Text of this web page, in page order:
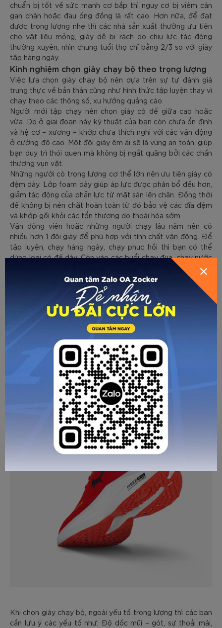
chuẩn bị tốt về sức mạnh cơ bắp thì nguy cơ bị viêm cân
gan chân hoặc đau ống đồng là rất cao. Hơn nữa, để đạt
được trọng lượng nhẹ thì các nhà sản xuất thường ưu tiên
cho vật liệu mỏng, giày dễ bị rách do chịu lực tác động
thường xuyên, nhìn chung tuổi thọ chỉ bằng 2/3 so với giày
tập hàng ngày.
Kinh nghiệm chọn giày chạy bộ theo trọng lượng
Việc lựa chọn giày chạy bộ nên dựa trên sự tự đánh giá
trung thực về bản thân cũng như hình thức tập luyện thay vì
chạy theo các thông số, xu hướng quảng cáo.
Người mới tập chạy nên chọn giày có đế giữa cao hoặc
vừa. Do ở giai đoạn này kỹ thuật của bạn còn chưa ổn định
và hệ cơ – xương – khớp chưa thích nghi với các vận động
ở cường độ cao. Một đôi giày êm ái sẽ là vùng an toàn, giúp
bạn duy trì thói quen mà không bị ngắt quãng bởi các chấn
thương vụn vặt.
Những người có trọng lượng cơ thể lớn nên ưu tiên giày có
đệm dày. Lớp foam dày giúp áp lực được phân bổ đều hơn,
giảm tác động của phản lực từ mặt sàn lên chân. Đồng thời
đế không bị nén chặt hoàn toàn từ đó bảo vệ các đĩa đệm
và khớp gối khỏi các tổn thương do thoái hóa sớm.
Vận động viên hoặc những người chạy lâu năm nên có
nhiều hơn 1 đôi giày để phù hợp với tính chất vận động. Để
tập luyện, chạy hàng ngày, chạy phục hồi thì bạn có thể
dùng loại có đế dày. Còn vào các buổi chạy đua, chạy nước
Trong vài năm gần đây, thị trường xuất hiện một số dòng
giày cao cấp. Ngoài việc sử dụng vật liệu tiên tiến ở phần
đế còn được tích hợp thêm thanh carbon để trợ lực. Do đó,
giày không chỉ nhẹ mà còn hỗ trợ bứt tốc tốt, trong khi vẫn
bảo vệ an toàn tốt đa cho bàn chân. Tuy nhiên, dòng giày
này có mức giá tương đối cao. Nhiều người sử dụng để làm
giày thi đấu hoặc cho các buổi tập quan trọng, trong khi
chạy hàng ngày vẫn dùng giày tập. Các bạn có thể tham
khảo dòng giày Ultra Ligh với cả 2 phiên bản full/half carbon
Khi chọn giày chạy bộ, ngoài yếu tố trọng lượng thì các bạn
cần lưu ý các yếu tố như: Độ dốc mũi – gót, sự thoải mái,